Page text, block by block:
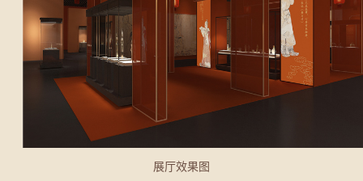
展厅效果图